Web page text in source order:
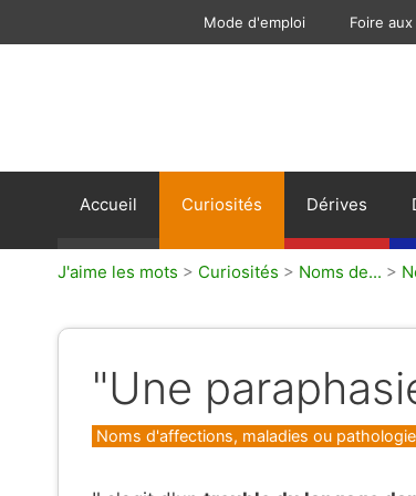
Mode d'emploi Foire
Accueil Curiosités Dérives
J'aime les mots > Curiosités > Noms de... >
"Une
Catégories
Noms d'affections, maladies ou